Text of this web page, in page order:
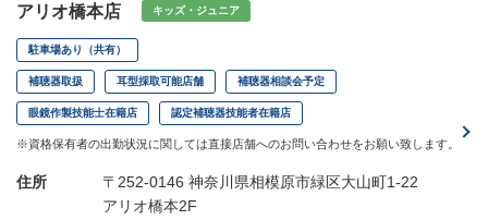
アリオ橋本店 キッズ・ジュニア
駐車場あり（共有）
補聴器取扱 耳型採取可能店舗 補聴器相談会予定
眼鏡作製技能士在籍店 認定補聴器技能者在籍店
※資格保有者の出勤状況に関しては直接店舗へのお問い合わせをお願い致します。
住所
〒252-0146 神奈川県相模原市緑区大山町1-22
アリオ橋本2F